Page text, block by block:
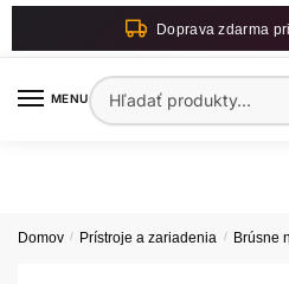
Skip
Skip
Doprava zdarma
MENUHľadať:
Domov / Prístroje a zariadenia / Brúsne